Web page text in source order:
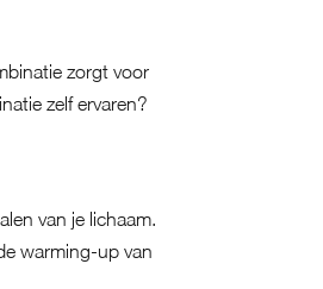
zorgt voor
zelf ervaren?
van je lichaam.
warming-up van